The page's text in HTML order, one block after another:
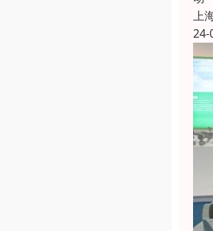
上
24-